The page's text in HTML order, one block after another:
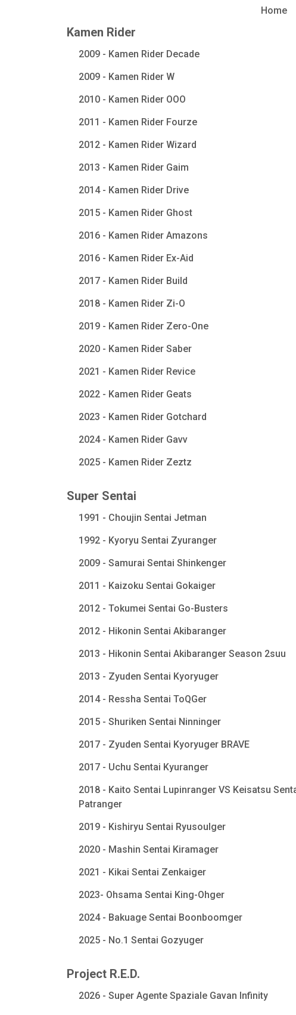
Home
Kamen Rider
2009 - Kamen Rider Decade
2009 - Kamen Rider W
2010 - Kamen Rider OOO
2011 - Kamen Rider Fourze
2012 - Kamen Rider Wizard
2013 - Kamen Rider Gaim
2014 - Kamen Rider Drive
2015 - Kamen Rider Ghost
2016 - Kamen Rider Amazons
2016 - Kamen Rider Ex-Aid
2017 - Kamen Rider Build
2018 - Kamen Rider Zi-O
2019 - Kamen Rider Zero-One
2020 - Kamen Rider Saber
2021 - Kamen Rider Revice
2022 - Kamen Rider Geats
2023 - Kamen Rider Gotchard
2024 - Kamen Rider Gavv
2025 - Kamen Rider Zeztz
Super Sentai
1991 - Choujin Sentai Jetman
1992 - Kyoryu Sentai Zyuranger
2009 - Samurai Sentai Shinkenger
2011 - Kaizoku Sentai Gokaiger
2012 - Tokumei Sentai Go-Busters
2012 - Hikonin Sentai Akibaranger
2013 - Hikonin Sentai Akibaranger Season 2suu
2013 - Zyuden Sentai Kyoryuger
2014 - Ressha Sentai ToQGer
2015 - Shuriken Sentai Ninninger
2017 - Zyuden Sentai Kyoryuger BRAVE
2017 - Uchu Sentai Kyuranger
2018 - Kaito Sentai Lupinranger VS Keisatsu
Patranger
2019 - Kishiryu Sentai Ryusoulger
2020 - Mashin Sentai Kiramager
2021 - Kikai Sentai Zenkaiger
2023- Ohsama Sentai King-Ohger
2024 - Bakuage Sentai Boonboomger
2025 - No.1 Sentai Gozyuger
Project R.E.D.
2026 - Super Agente Spaziale Gavan Infinity